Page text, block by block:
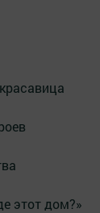
этот дом?»